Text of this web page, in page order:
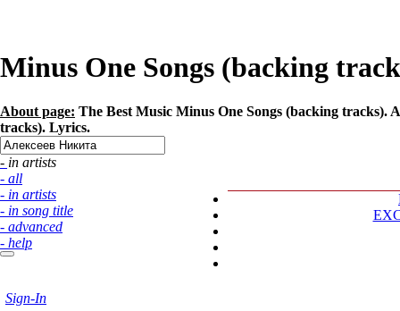
Minus One Songs (backing
About page: The Best Music Minus One Songs (backing tracks).
tracks). Lyrics.
- in artists
- all
- in artists
- in song title
- advanced
- help
Sign-In